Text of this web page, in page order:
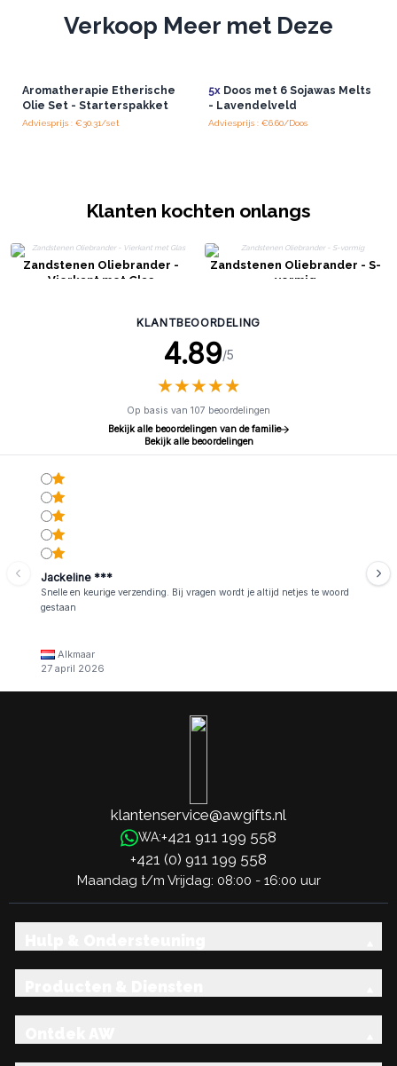
Verkoop Meer met Deze
Aromatherapie Etherische
Olie Set - Starterspakket
Adviesprijs : €30.31/set
5xDoos met 6 Sojawas Melts
- Lavendelveld
Adviesprijs : €6.60/Doos
Klanten kochten onlangs
Zandstenen Oliebrander -
Vierkant met Glas
Zandstenen Oliebrander - S-
vormig
KLANTBEOORDELING
4.89/5
★★★★★
★★★★★
Op basis van 107 beoordelingen
Bekijk alle beoordelingen van de familie
Bekijk alle beoordelingen
Jackeline ***
Snelle en keurige verzending. Bij vragen wordt je altijd netjes te woord
gestaan
Alkmaar
27 april 2026
klantenservice@awgifts.nl
WA:+421 911 199 558
+421 (0) 911 199 558
Maandag t/m Vrijdag: 08:00 - 16:00 uur